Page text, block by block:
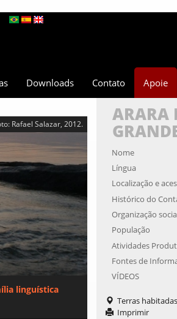
Downloads Contato Apoie
Rafael Salazar, 2012.
linguística
ARARA
Nome
Língua
Localização e
Histórico do
Organização
População
Atividades
Fontes de
VÍDEOS
Terras habitadas
Imprimir